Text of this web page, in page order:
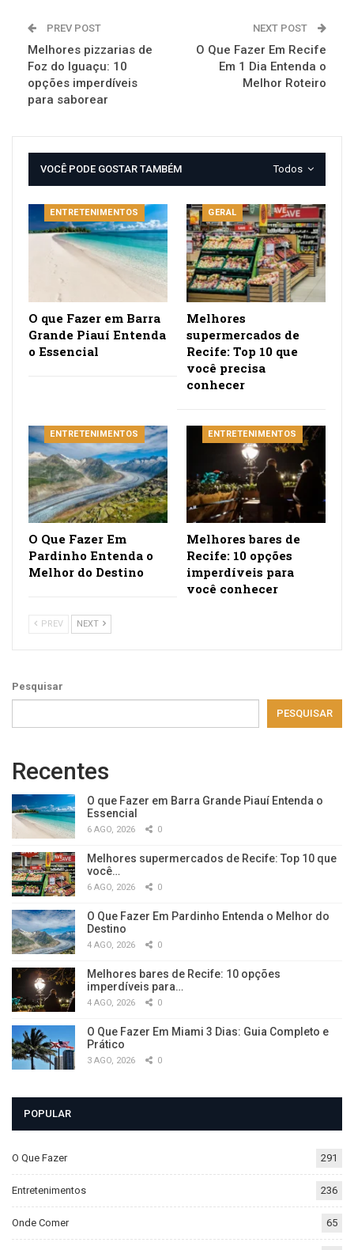
PREV POST
Melhores pizzarias de
Foz do Iguaçu: 10
opções imperdíveis
para saborear
NEXT POST
O Que Fazer Em Recife
Em 1 Dia Entenda o
Melhor Roteiro
Todos
VOCÊ PODE GOSTAR TAMBÉM
ENTRETENIMENTOS
O que Fazer em Barra
Grande Piauí Entenda
o Essencial
GERAL
Melhores
supermercados de
Recife: Top 10 que
você precisa
conhecer
ENTRETENIMENTOS
O Que Fazer Em
Pardinho Entenda o
Melhor do Destino
ENTRETENIMENTOS
Melhores bares de
Recife: 10 opções
imperdíveis para
você conhecer
PREV NEXT
Pesquisar
PESQUISAR
Recentes
O que Fazer em Barra Grande Piauí Entenda o
Essencial
6 AGO, 2026 0
Melhores supermercados de Recife: Top 10 que
você…
6 AGO, 2026 0
O Que Fazer Em Pardinho Entenda o Melhor do
Destino
4 AGO, 2026 0
Melhores bares de Recife: 10 opções
imperdíveis para…
4 AGO, 2026 0
O Que Fazer Em Miami 3 Dias: Guia Completo e
Prático
3 AGO, 2026 0
POPULAR
O Que Fazer 291
Entretenimentos 236
Onde Comer 65